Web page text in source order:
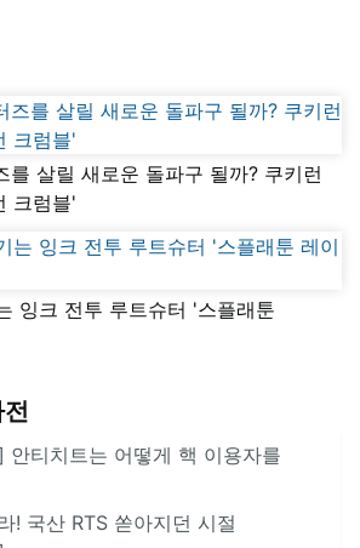
를 살릴 새로운 돌파구 될까? 쿠키런
크럼블'
잉크 전투 루트슈터 '스플래툰
안티치트는 어떻게 핵 이용자를
! 국산 RTS 쏟아지던 시절